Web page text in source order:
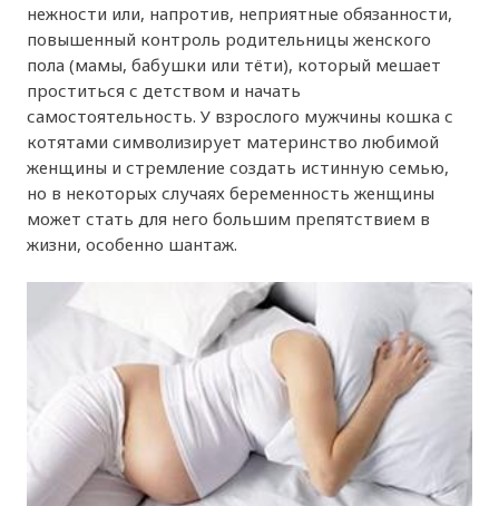
нежности или, напротив, неприятные обязанности,
повышенный контроль родительницы женского
пола (мамы, бабушки или тёти), который мешает
проститься с детством и начать
самостоятельность. У взрослого мужчины кошка с
котятами символизирует материнство любимой
женщины и стремление создать истинную семью,
но в некоторых случаях беременность женщины
может стать для него большим препятствием в
жизни, особенно шантаж.